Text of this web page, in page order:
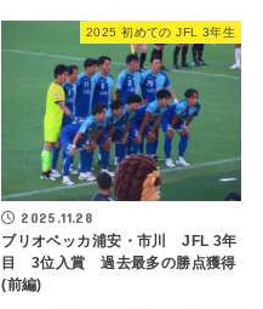
2025 初めての JFL 3年生
2025.11.28
ブリオベッカ浦安・市川 JFL 3年
目 3位入賞 過去最多の勝点獲得
(前編)